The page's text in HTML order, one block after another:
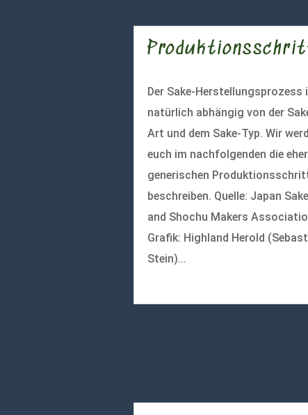
Der Sake-Herstellungsprozess
natürlich abhängig von der
Art und dem Sake-Typ. Wir
euch im nachfolgenden die eher
generischen
beschreiben. Quelle: Japan Sake
and Shochu Makers
Grafik: Highland Herold
Stein)...